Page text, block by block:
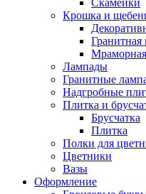
Скамейки
Крошка и
Гранитная
Лампады
Гранитные
Надгробные
Плитка и
Брусчатка
Плитка
Полки для
Цветники
Вазы
Оформление